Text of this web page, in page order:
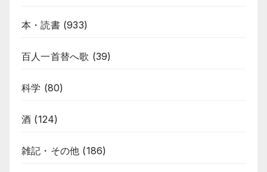
本・読書(933)
百人一首替へ歌 (39)
科学 (80)
酒 (124)
雑記・その他 (186)